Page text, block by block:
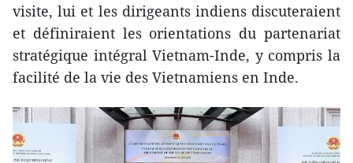
visite, lui et les dirigeants indiens discuteraient
et définiraient les orientations du partenariat
stratégique intégral Vietnam-Inde, y compris la
facilité de la vie des Vietnamiens en Inde.